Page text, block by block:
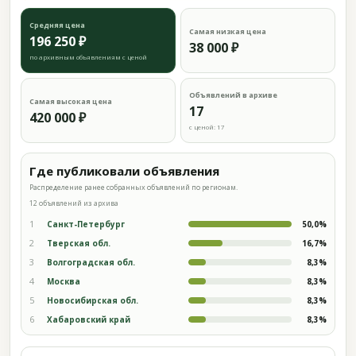
Средняя цена
196 250 ₽
по архивным объявлениям с ценой
Самая низкая цена
38 000 ₽
Самая высокая цена
420 000 ₽
Объявлений в архиве
17
с ценой: 17
Где публиковали объявления
Распределение ранее собранных объявлений по регионам.
12 объявлений из архива
1 Санкт-Петербург 50,0%
2 Тверская обл. 16,7%
3 Волгоградская обл. 8,3%
4 Москва 8,3%
5 Новосибирская обл. 8,3%
6 Хабаровский край 8,3%